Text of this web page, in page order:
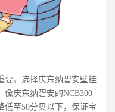
要。选择庆东纳碧安壁挂
庆东纳碧安的NCB300
低至50分贝以下，保证宝